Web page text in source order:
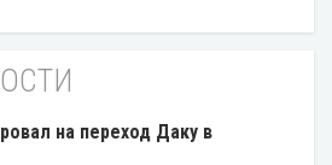
на переход Даку в